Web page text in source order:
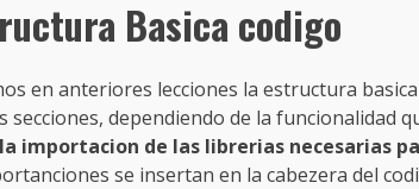
Basica codigo
en anteriores lecciones la estructura
secciones, dependiendo de la funcionalidad
importacion de las librerias necesarias
se insertan en la cabezera del